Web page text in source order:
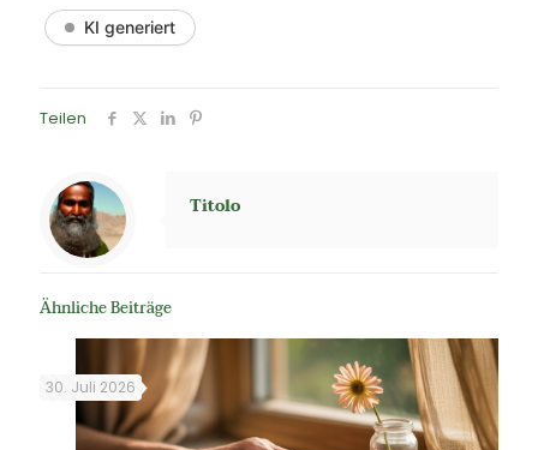
KI generiert
Teilen
Titolo
Ähnliche Beiträge
30. Juli 2026